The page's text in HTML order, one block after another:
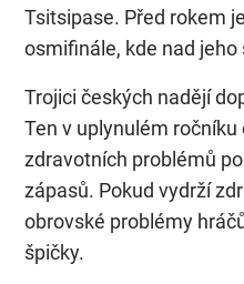
Tsitsipase. Před rokem
osmifinále, kde nad jeho
Trojici českých nadějí
Ten v uplynulém
zdravotních problémů
zápasů. Pokud vydrží
obrovské problémy
špičky.